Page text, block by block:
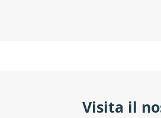
Visita il